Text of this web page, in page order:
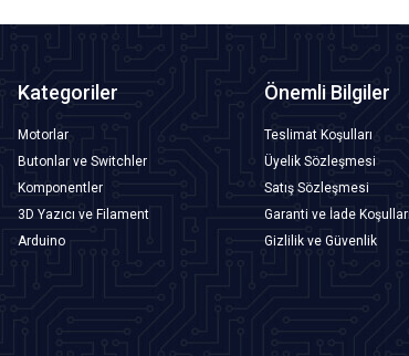
Kategoriler
Motorlar
Butonlar ve Switchler
Komponentler
3D Yazıcı ve Filament
Arduino
Önemli Bilgiler
Teslimat Koşulları
Üyelik Sözleşmesi
Satış Sözleşmesi
Garanti ve İade Koşulları
Gizlilik ve Güvenlik